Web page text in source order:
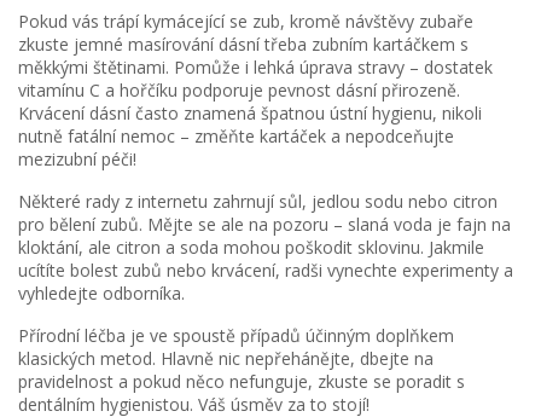
Pokud vás trápí kymácející se zub, kromě návštěvy zubaře
zkuste jemné masírování dásní třeba zubním kartáčkem s
měkkými štětinami. Pomůže i lehká úprava stravy – dostatek
vitamínu C a hořčíku podporuje pevnost dásní přirozeně.
Krvácení dásní často znamená špatnou ústní hygienu, nikoli
nutně fatální nemoc – změňte kartáček a nepodceňujte
mezizubní péči!
Některé rady z internetu zahrnují sůl, jedlou sodu nebo citron
pro bělení zubů. Mějte se ale na pozoru – slaná voda je fajn na
kloktání, ale citron a soda mohou poškodit sklovinu. Jakmile
ucítíte bolest zubů nebo krvácení, radši vynechte experimenty a
vyhledejte odborníka.
Přírodní léčba je ve spoustě případů účinným doplňkem
klasických metod. Hlavně nic nepřehánějte, dbejte na
pravidelnost a pokud něco nefunguje, zkuste se poradit s
dentálním hygienistou. Váš úsměv za to stojí!